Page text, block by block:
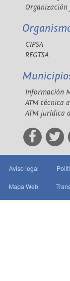
Organización
CIPSA
REGTSA
Información
ATM técnica
ATM jurídica
Aviso legal
Mapa Web